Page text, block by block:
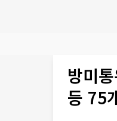
방미
등 75